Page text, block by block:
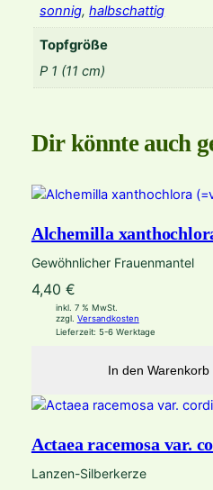
sonnig,halbschattig
Topfgröße
P 1 (11 cm)
Dir könnte auch
Alchemilla
Gewöhnlicher Frauenmantel
4,40 €
inkl. 7 % MwSt.
zzgl. Versandkosten
Lieferzeit: 5-6 Werktage
In den Warenkorb
Actaea racemosa var.
Lanzen-Silberkerze